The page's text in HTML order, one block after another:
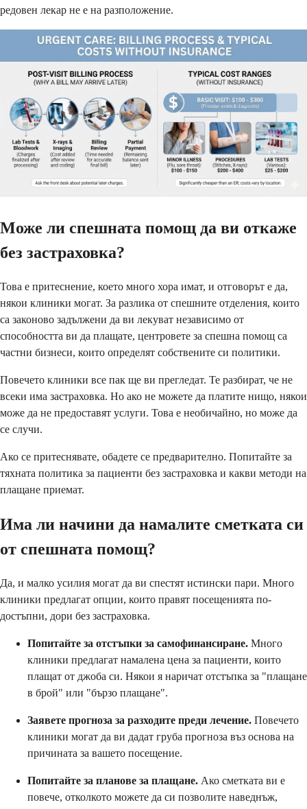
редовен лекар не е на разположение.
Може ли спешната помощ да ви откаже
без застраховка?
Това е притеснение, което много хора имат, и отговорът е да,
някои клиники могат. За разлика от спешните отделения, които
са законово задължени да ви лекуват независимо от
способността ви да плащате, центровете за спешна помощ са
частни бизнеси, които определят собствените си политики.
Повечето клиники все пак ще ви прегледат. Те разбират, че не
всеки има застраховка. Но ако не можете да платите нищо, някои
може да не предоставят услуги. Това е необичайно, но може да
се случи.
Ако се притеснявате, обадете се предварително. Попитайте за
тяхната политика за пациенти без застраховка и какви методи на
плащане приемат.
Има ли начини да намалите сметката си
от спешната помощ?
Да, и малко усилия могат да ви спестят истински пари. Много
клиники предлагат опции, които правят посещенията по-
достъпни, дори без застраховка.
Попитайте за отстъпки за самофинансиране. Много
клиники предлагат намалена цена за пациенти, които
плащат от джоба си. Някои я наричат ​​отстъпка за "плащане
в брой" или "бързо плащане".
Заявете прогноза за разходите преди лечение. Повечето
клиники могат да ви дадат груба прогноза въз основа на
причината за вашето посещение.
Попитайте за планове за плащане. Ако сметката ви е
повече, отколкото можете да си позволите наведнъж,